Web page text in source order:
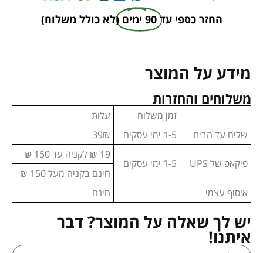
החזר כספי עד 90 ימים (לא כולל משלוח)
מידע על המוצר
משלוחים והחזרות
זמן משלוח
עלות
שליח עד הבית
1-5 ימי עסקים 39₪
פיקאפ של UPS 1-5 ימי עסקים
19 ₪ לקניה עד 150 ₪
חינם בקניה מעל 150 ₪
איסוף עצמי
חינם
יש לך שאלה על המוצר? דבר
איתנו!